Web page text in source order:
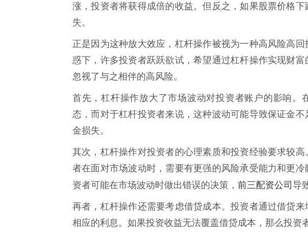
涨，投资者将获得成倍的收益。但反之，如果股票价格
失。
正是因为这种放大效应，杠杆操作被视为一种高风险高
惑下，许多投资者跃跃欲试，希望通过杠杆操作实现财
忽视了与之相伴的高风险。
首先，杠杆操作放大了市场波动对投资者账户的影响。
态，而对于杠杆投资者来说，这种波动可能导致保证金
金损失。
其次，杠杆操作对投资者的心理素质和投资经验要求较
者在面对市场波动时，需要有更强的风险承受能力和更
资者可能在市场波动时做出错误的决策， 前三配资公司导
再者，杠杆操作还需要考虑借贷成本。投资者通过借贷
相应的利息。如果投资收益无法覆盖借贷成本，那么投资